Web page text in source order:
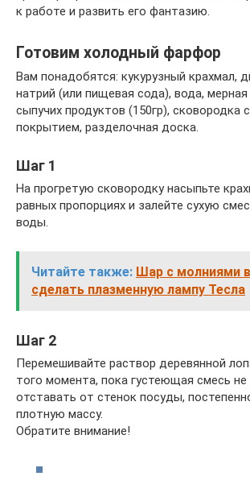
к работе и развить его фантазию.
Готовим холодный фарфор
Вам понадобятся: кукурузный крахмал,
натрий (или пищевая сода), вода,
сыпучих продуктов (150гр), сковородка
покрытием, разделочная доска.
Шаг 1
На прогретую сковородку насыпьте
равных пропорциях и залейте сухую
воды.
Читайте также: Шар с молниями
сделать плазменную лампу Тесла
Шаг 2
Перемешивайте раствор деревянной
того момента, пока густеющая смесь не
отставать от стенок посуды,
плотную массу.
Обратите внимание!